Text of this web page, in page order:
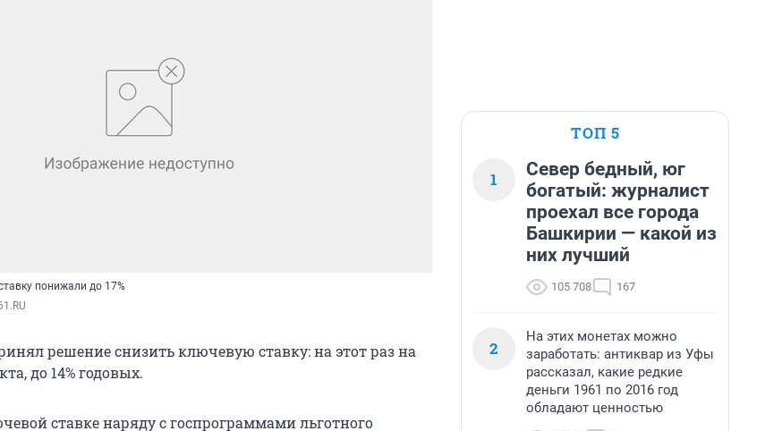
понижали до 17%
решение снизить ключевую ставку: на этот раз на
до 14% годовых.
ставке наряду с госпрограммами льготного
ТОП 5
1
Север бедный, юг
богатый: журналист
проехал все города
Башкирии — какой из
них лучший
105 708 167
2
На этих монетах можно
заработать: антиквар из Уфы
рассказал, какие редкие
деньги 1961 по 2016 год
обладают ценностью